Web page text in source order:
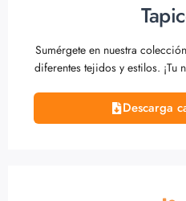
Sumérgete en nuestra
diferentes tejidos y estilos. ¡Tu
Descarga